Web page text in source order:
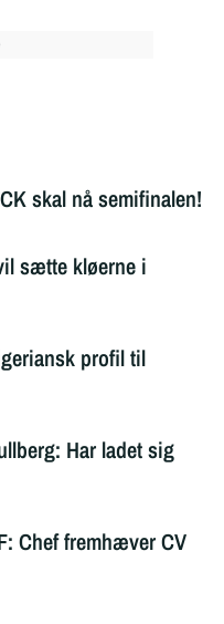
skal nå semifinalen!
sætte kløerne i
profil til
Har ladet sig
Chef fremhæver CV